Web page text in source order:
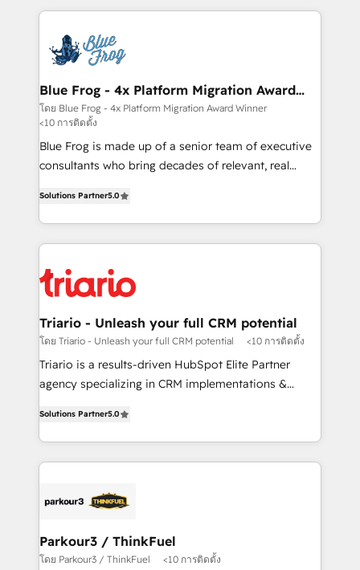
team of 25+ experts Contact us today to help you
get more from your investment in HubSpot.
strengthen your digital transformation and minimize
Implementation partner, we provide expertise to
drive your business forward. Since 2015 we are fully
dedicated to HubSpot and with an experienced
team (50+), we work with reputable companies in
B2B sectors such as manufacturing, SaaS and
business services. We prepare a customized
business case that demonstrates the value and
detailed financial rationale with a focus on ROI and
TCO. As a trusted extension of your team, we
believe in the power of partnership. Together, we
business up for long-term success. Unlock your
business. If not now, when?
Blue Frog - 4x Platform Migration Award
Winner
โดย Blue Frog - 4x Platform Migration Award Winner
<10 การติดตั้ง
Blue Frog is made up of a senior team of executive
consultants who bring decades of relevant, real
Frog is a top, trusted partner in HubSpot's
ecosystem for a reason. Their team brings over a
decade of experience to the table, along with deep
for driving growth. They are committed to helping
our customers grow and finding solutions that fit
their unique business needs. We are thrilled to have
Blue Frog in the HubSpot ecosystem leading the
way for customers!" - Yamini Rangan, CEO of
of experience and quality of skilled staff has earned
them a trusted reputation within the HubSpot
Program, HubSpot.
Solutions Partner5.0
Triario - Unleash your full CRM potential
โดย Triario - Unleash your full CRM potential <10 การติดตั้ง
Triario is a results-driven HubSpot Elite Partner
agency specializing in CRM implementations &
Integrations, Custom AI agents and AI-ready Website
Design With over 15 years of experience, we help
companies bridge the gap between marketing, sales,
data hygiene, and tailored HubSpot solutions. Our
a global consultancy with the care and agility of a
boutique firm. At Triario, we’re big enough to deliver
Solutions Partner5.0
Parkour3 / ThinkFuel
โดย Parkour3 / ThinkFuel <10 การติดตั้ง